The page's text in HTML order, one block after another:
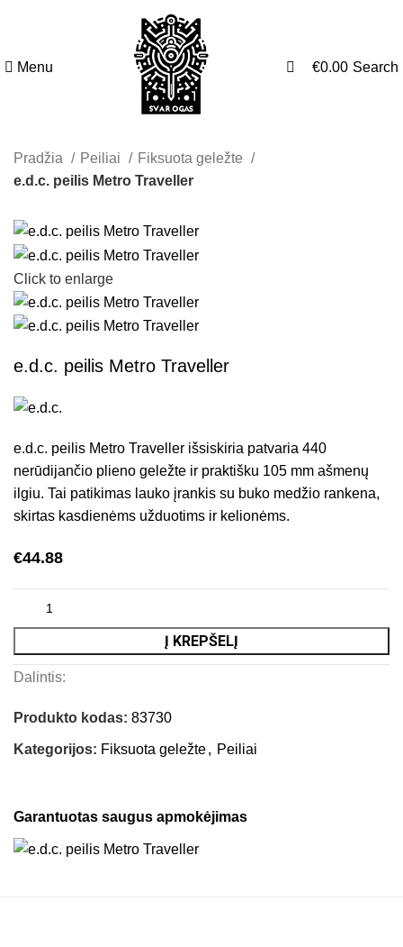
Menu €0.00 Search
Pradžia Peiliai
Fiksuota geležte
e.d.c. peilis Metro Traveller
Click to enlarge
e.d.c. peilis Metro Traveller
e.d.c. peilis Metro Traveller išsiskiria patvaria 440
nerūdijančio plieno geležte ir praktišku 105 mm ašmenų
ilgiu. Tai patikimas lauko įrankis su buko medžio rankena,
skirtas kasdienėms užduotims ir kelionėms.
€44.88
Į KREPŠELĮ
Dalintis:
Produkto kodas:83730
Kategorijos: Fiksuota geležte, Peiliai
Garantuotas saugus apmokėjimas